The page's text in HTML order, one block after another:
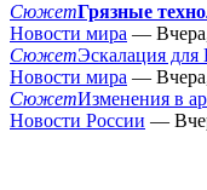
СюжетГрязные
Новости мира —
СюжетЭскалация
Новости мира —
СюжетИзменения в
Новости России —